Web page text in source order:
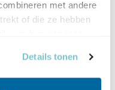
met andere
of die ze hebben
Details tonen
15 mei 2019
Bewaar deze blog